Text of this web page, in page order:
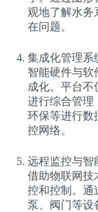
观地了解水务
在问题。
集成化管理系
智能硬件与软
成化。平台
进行综合管理
环保等进行数
控网络。
远程监控与智
借助物联网技
控和控制。通
泵、阀门等设